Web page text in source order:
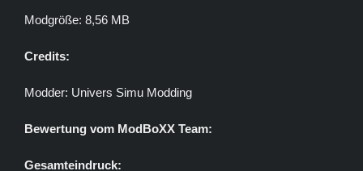
Modgröße: 8,56 MB
Credits:
Modder: Univers Simu Modding
Bewertung vom ModBoXX Team:
Gesamteindruck: